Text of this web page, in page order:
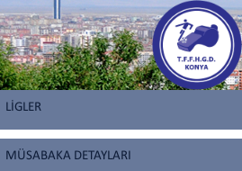
LİGLER
MÜSABAKA DETAYLARI